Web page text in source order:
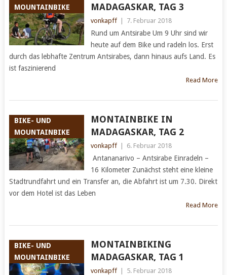
MOUNTAINBIKE
MADAGASKAR, TAG 3
vonkapff 7. Februar 2018
Rund um Antsirabe Um 9 Uhr sind wir
heute auf dem Bike und radeln los. Erst
durch das lebhafte Zentrum Antsirabes, dann hinaus aufs Land. Es
ist faszinierend
Read More
BIKE- UND
MOUNTAINBIKE
MONTAINBIKE IN
MADAGASKAR, TAG 2
vonkapff 6. Februar 2018
Antananarivo – Antsirabe Einradeln –
16 Kilometer Zunächst steht eine kleine
Stadtrundfahrt und ein Transfer an, die Abfahrt ist um 7.30. Direkt
vor dem Hotel ist das Leben
Read More
BIKE- UND
MOUNTAINBIKE
MONTAINBIKING
MADAGASKAR, TAG 1
vonkapff 5. Februar 2018